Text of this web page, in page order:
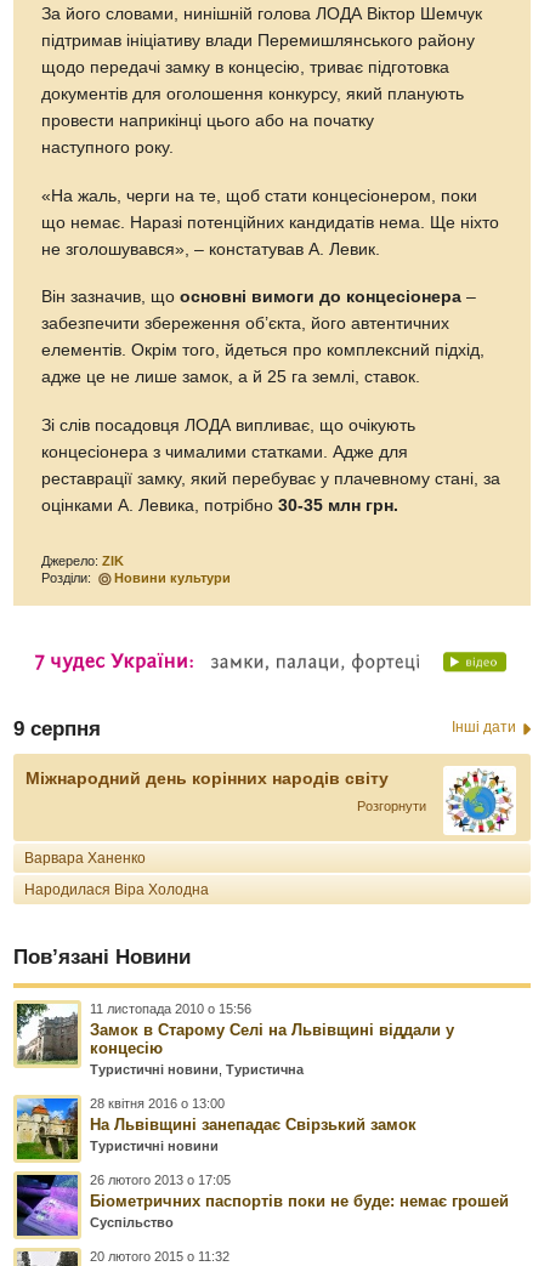
За його словами, нинішній голова ЛОДА Віктор Шемчук
підтримав ініціативу влади Перемишлянського району
щодо передачі замку в концесію, триває підготовка
документів для оголошення конкурсу, який планують
провести наприкінці цього або на початку
наступного року.
«На жаль, черги на те, щоб стати концесіонером, поки
що немає. Наразі потенційних кандидатів нема. Ще ніхто
не зголошувався», – констатував А. Левик.
Він зазначив, щоосновні вимоги до концесіонера –
забезпечити збереження об’єкта, його автентичних
елементів. Окрім того, йдеться про комплексний підхід,
адже це не лише замок, а й 25 га землі, ставок.
Зі слів посадовця ЛОДА випливає, що очікують
концесіонера з чималими статками. Адже для
реставрації замку, який перебуває у плачевному стані, за
оцінками А. Левика, потрібно30-35 млн грн.
Джерело:ZIK
Розділи:
Новини культури
9 серпня Інші дати
Міжнародний день корінних народів світу
Розгорнути
Варвара Ханенко
Народилася Віра Холодна
Пов’язані Новини
11 листопада 2010 о 15:56
Замок в Старому Селі на Львівщині віддали у
концесію
Туристичні новини ,Туристична
28 квітня 2016 о 13:00
На Львівщині занепадає Свірзький замок
Туристичні новини
26 лютого 2013 о 17:05
Біометричних паспортів поки не буде: немає грошей
Суспільство
20 лютого 2015 о 11:32